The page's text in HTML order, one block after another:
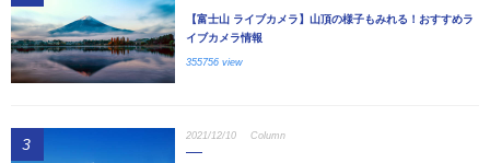
【富士山 ライブカメラ】山頂の様子もみれる！おすすめラ
イブカメラ情報
355756 view
3 2021/12/10 Column